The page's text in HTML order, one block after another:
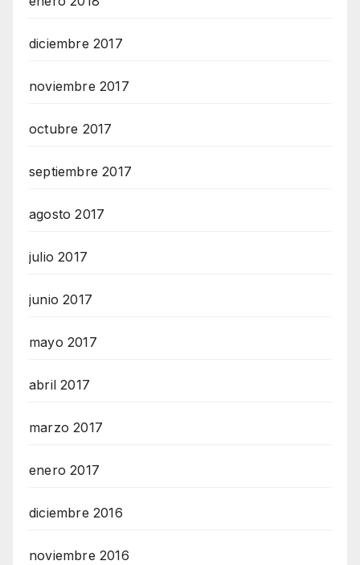
diciembre 2017
noviembre 2017
octubre 2017
septiembre 2017
agosto 2017
julio 2017
junio 2017
mayo 2017
abril 2017
marzo 2017
enero 2017
diciembre 2016
noviembre 2016